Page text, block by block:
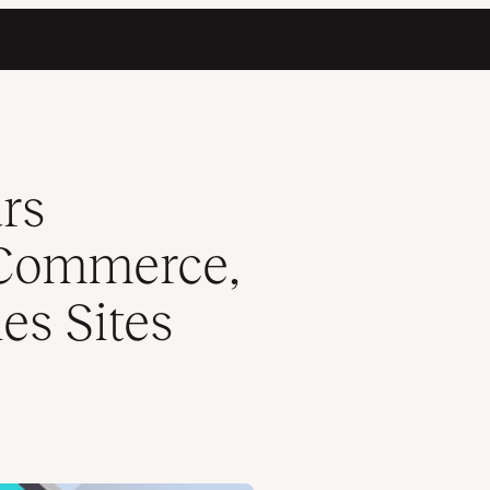
Pages et les Sites Personnels
Sites